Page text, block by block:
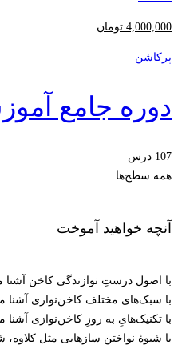
4,000,000 تومان
پرکاشن
دوره جامع
107 درس
همه سطح‌ها
آنچه خواهید آموخت
با اصول درستِ نوازندگی کاخن آشنا
با سبک‌های مختلف کاخن‌نوازی آشنا
با تکنیک‌هایِ به روزِ کاخن‌نوازی آشنا
با شیوۀ نواختن سازهایی مثل کلاوه،